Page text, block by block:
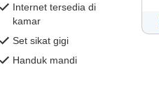
Internet tersedia di
kamar
Set sikat gigi
Handuk mandi